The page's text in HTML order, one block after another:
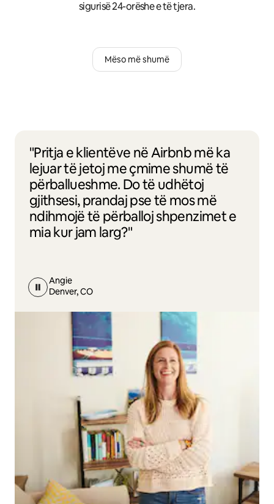
sigurisë 24-orëshe e të tjera.
Mëso më shumë
"Pritja e klientëve në Airbnb më ka
lejuar të jetoj me çmime shumë të
përballueshme. Do të udhëtoj
gjithsesi, prandaj pse të mos më
ndihmojë të përballoj shpenzimet e
mia kur jam larg?"
Angie
Denver, CO